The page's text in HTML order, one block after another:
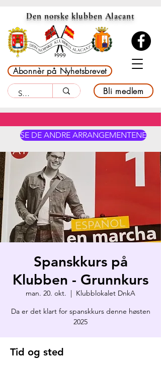
Den norske klubben Alacant
Abonnèr på Nyhetsbrevet
Bli medlem
SE DE ANDRE ARRANGEMENTENE
Spanskkurs på
Klubben - Grunnkurs
man. 20. okt.
  |
Klubblokalet DnkA
Da er det klart for spanskkurs denne høsten
2025
Tid og sted